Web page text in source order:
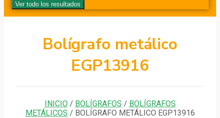
Ver todo los resultados
Bolígrafo metálico
EGP13916
INICIO/ BOLÍGRAFOS / BOLÍGRAFOS
METÁLICOS / BOLÍGRAFO METÁLICO EGP13916